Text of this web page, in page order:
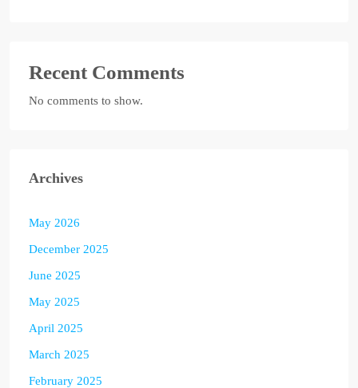
Recent Comments
No comments to show.
Archives
May 2026
December 2025
June 2025
May 2025
April 2025
March 2025
February 2025